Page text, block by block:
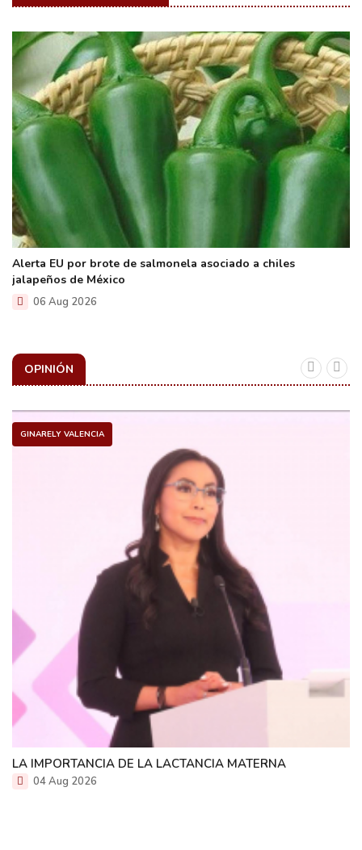
Alerta EU por brote de salmonela asociado a chiles
jalapeños de México
06 Aug 2026
OPINIÓN
GINARELY VALENCIA
LA IMPORTANCIA DE LA LACTANCIA MATERNA
04 Aug 2026